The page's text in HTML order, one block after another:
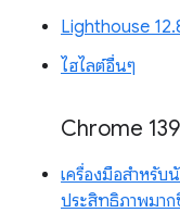
Lighthouse
ไฮไลต์อื่นๆ
Chrome 139
เครื่องมือสำหรั
ประสิทธิภาพมา